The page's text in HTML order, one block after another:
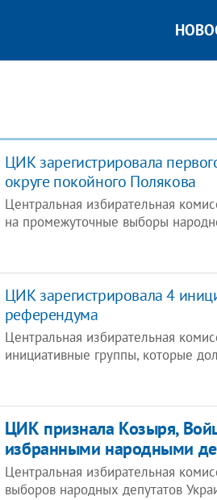
ЦИК зарегистрировала
округе покойного Полякова
Центральная избирательная
на промежуточные выборы
ЦИК зарегистрировала 4
референдума
Центральная избирательная
инициативные группы, которые
ЦИК признала Козыря,
избранными народными
Центральная избирательная
выборов народных депутатов